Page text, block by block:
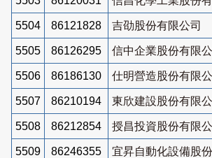
5504 86121828 吉劭股份有限公司
5505 86126295 信中企業股份有限
5506 86186130 仕明營造股份有限
5507 86210194 東欣建設股份有限
5508 86212854 授昌投資股份有限
5509 86246355 宜昇自動化設備股